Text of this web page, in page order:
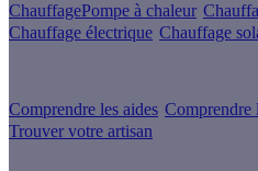
ChauffagePompe à chaleur
Chauffage électrique Chauffage
Comprendre les aides Comprendre
Trouver votre artisan